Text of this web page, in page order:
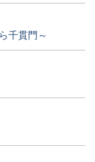
千貫門～